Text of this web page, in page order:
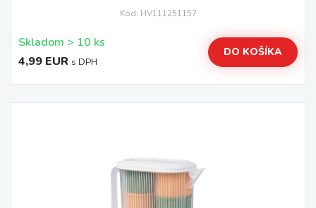
Kód: HV111251157
Skladom > 10 ks
4,99 EUR s DPH
DO KOŠÍKA